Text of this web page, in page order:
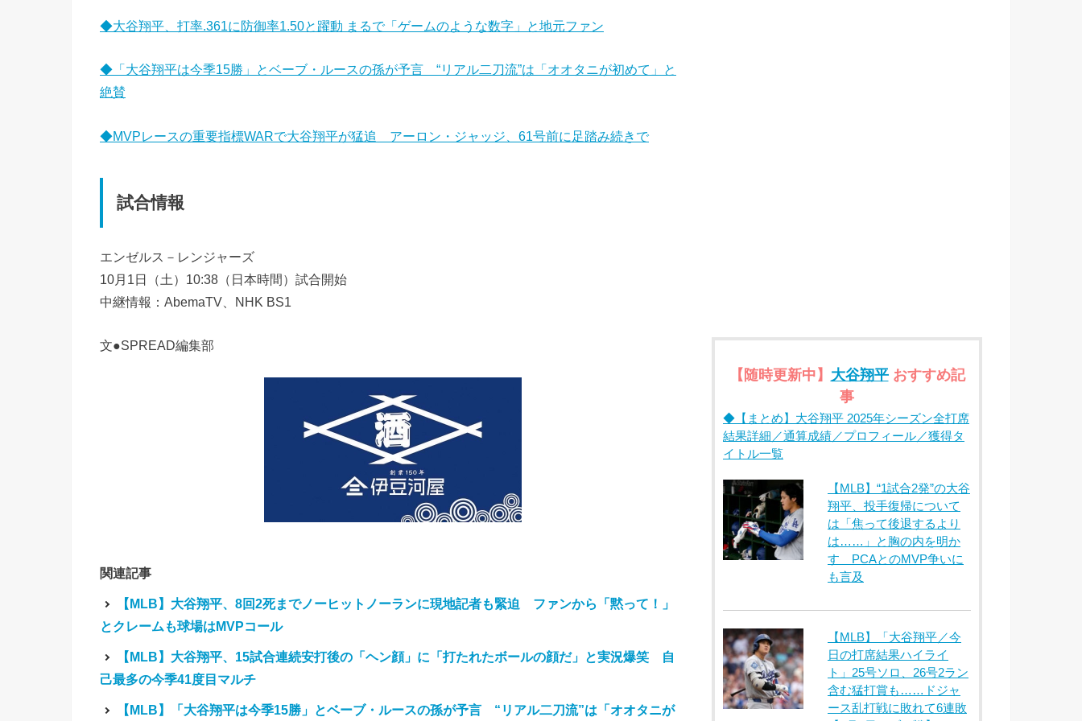
◆大谷翔平、打率.361に防御率1.50と躍動 まるで「ゲームのような数字」と地元ファン
◆「大谷翔平は今季15勝」とベーブ・ルースの孫が予言 “リアル二刀流”は「オオタニが初めて」と
絶賛
◆MVPレースの重要指標WARで大谷翔平が猛追 アーロン・ジャッジ、61号前に足踏み続きで
試合情報
エンゼルス－レンジャーズ
10月1日（土）10:38（日本時間）試合開始
中継情報：AbemaTV、NHK BS1
文●SPREAD編集部
関連記事
【MLB】大谷翔平、8回2死までノーヒットノーランに現地記者も緊迫 ファンから「黙って！」
とクレームも球場はMVPコール
【MLB】大谷翔平、15試合連続安打後の「ヘン顔」に「打たれたボールの顔だ」と実況爆笑 自
己最多の今季41度目マルチ
【MLB】「大谷翔平は今季15勝」とベーブ・ルースの孫が予言 “リアル二刀流”は「オオタニが
【随時更新中】 大谷翔平おすすめ記
事
◆【まとめ】大谷翔平 2025年シーズン全打席
結果詳細／通算成績／プロフィール／獲得タ
イトル一覧
【MLB】“1試合2発”の大谷
翔平、投手復帰について
は「焦って後退するより
は……」と胸の内を明か
す PCAとのMVP争いに
も言及
【MLB】「大谷翔平／今
日の打席結果ハイライ
ト」25号ソロ、26号2ラン
含む猛打賞も……ドジャ
ース乱打戦に敗れて6連敗